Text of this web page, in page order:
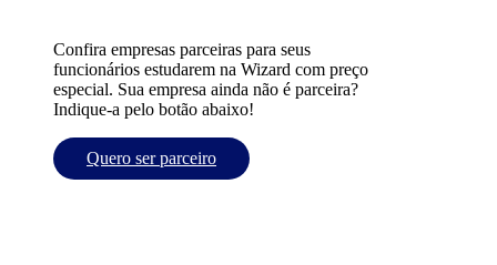
Confira empresas parceiras para seus
funcionários estudarem na Wizard com preço
especial. Sua empresa ainda não é parceira?
Indique-a pelo botão abaixo!
Quero ser parceiro